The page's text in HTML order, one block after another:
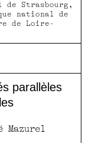
Strasbourg,
national de
de Loire-
parallèles
Mazurel